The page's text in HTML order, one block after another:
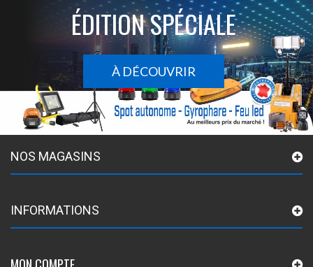
ÉDITION SPÉCIALE
À DÉCOUVRIR
NOS MAGASINS
INFORMATIONS